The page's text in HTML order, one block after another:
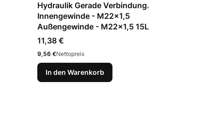
Hydraulik Gerade Verbindung.
Innengewinde - M22x1,5
Außengewinde - M22x1,5 15L
Preis
11,38 €
Preis
9,56 €Nettopreis
In den Warenkorb